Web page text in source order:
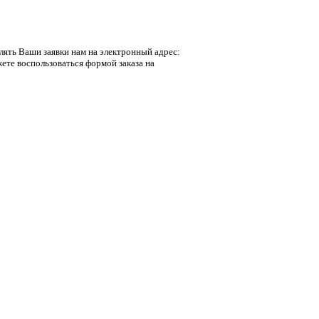
Ваши заявки нам на электронный адрес:
воспользоваться формой заказа на